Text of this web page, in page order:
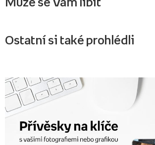
Ostatní si také prohlédli